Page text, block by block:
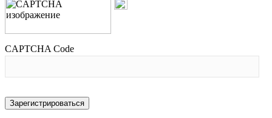
CAPTCHA Code